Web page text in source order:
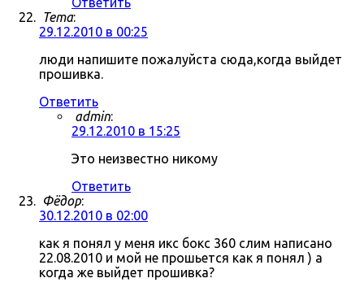
Tema:
29.12.2010 в 00:25
люди напишите пожалуйста сюда,когда выйдет
прошивка.
Ответить
admin:
29.12.2010 в 15:25
Это неизвестно никому
Ответить
Фёдор:
30.12.2010 в 02:00
как я понял у меня икс бокс 360 слим написано
22.08.2010 и мой не прошьется как я понял ) а
когда же выйдет прошивка?